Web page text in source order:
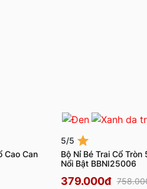
Cao Can
5/5
Bộ Nỉ Bé Trai Cổ
Nổi Bật BBNI25006
379.000đ